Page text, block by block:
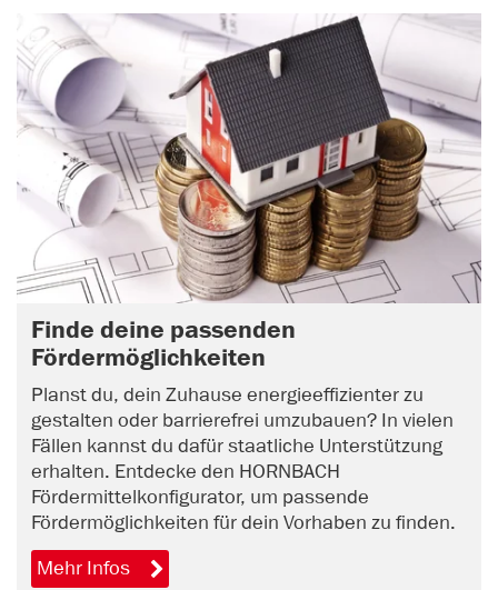
Finde deine passenden
Fördermöglichkeiten
Planst du, dein Zuhause energieeffizienter zu
gestalten oder barrierefrei umzubauen? In vielen
Fällen kannst du dafür staatliche Unterstützung
erhalten. Entdecke den HORNBACH
Fördermittelkonfigurator, um passende
Fördermöglichkeiten für dein Vorhaben zu finden.
Mehr Infos